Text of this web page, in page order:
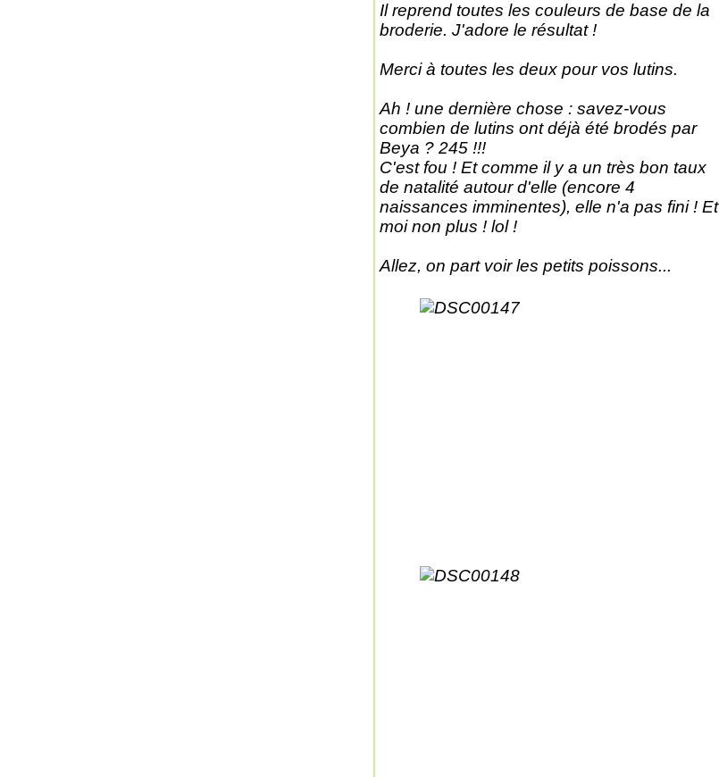
Il reprend toutes les couleurs de base de la
broderie. J'adore le résultat !
Merci à toutes les deux pour vos lutins.
Ah ! une dernière chose : savez-vous
combien de lutins ont déjà été brodés par
Beya ? 245 !!!
C'est fou ! Et comme il y a un très bon taux
de natalité autour d'elle (encore 4
naissances imminentes), elle n'a pas fini ! Et
moi non plus ! lol !
Allez, on part voir les petits poissons...